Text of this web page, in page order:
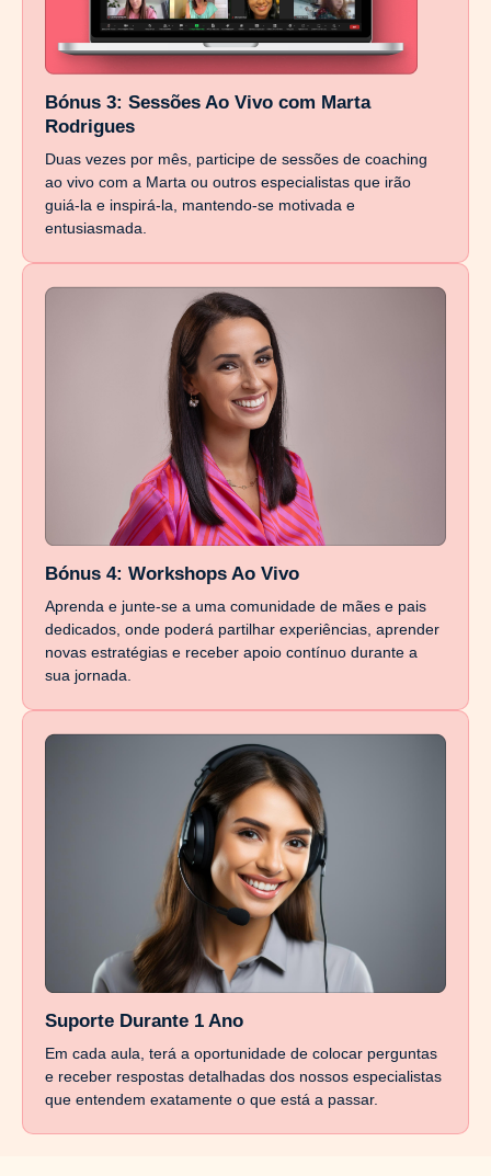
Bónus 3: Sessões Ao Vivo com Marta
Rodrigues
Duas vezes por mês, participe de sessões de coaching
ao vivo com a Marta ou outros especialistas que irão
guiá-la e inspirá-la, mantendo-se motivada e
entusiasmada.
Bónus 4: Workshops Ao Vivo
Aprenda e junte-se a uma comunidade de mães e pais
dedicados, onde poderá partilhar experiências, aprender
novas estratégias e receber apoio contínuo durante a
sua jornada.
Suporte Durante 1 Ano
Em cada aula, terá a oportunidade de colocar perguntas
e receber respostas detalhadas dos nossos especialistas
que entendem exatamente o que está a passar.